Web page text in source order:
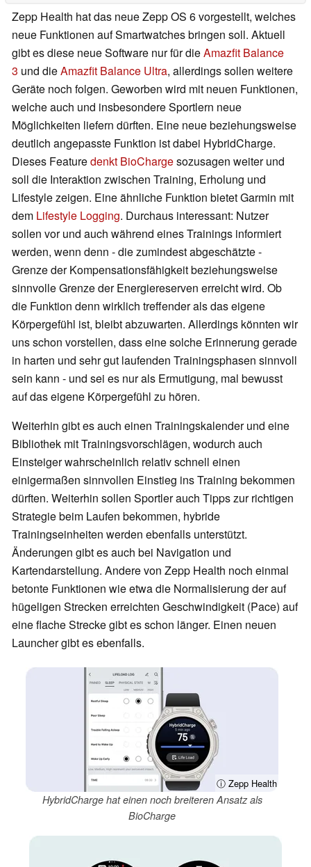
Zepp Health hat das neue Zepp OS 6 vorgestellt, welches
neue Funktionen auf Smartwatches bringen soll. Aktuell
gibt es diese neue Software nur für dieAmazfit Balance
3 und dieAmazfit Balance Ultra, allerdings sollen weitere
Geräte noch folgen. Geworben wird mit neuen Funktionen,
welche auch und insbesondere Sportlern neue
Möglichkeiten liefern dürften. Eine neue beziehungsweise
deutlich angepasste Funktion ist dabei HybridCharge.
Dieses Featuredenkt BioChargesozusagen weiter und
soll die Interaktion zwischen Training, Erholung und
Lifestyle zeigen. Eine ähnliche Funktion bietet Garmin mit
dem Lifestyle Logging. Durchaus interessant: Nutzer
sollen vor und auch während eines Trainings informiert
werden, wenn denn - die zumindest abgeschätzte -
Grenze der Kompensationsfähigkeit beziehungsweise
sinnvolle Grenze der Energiereserven erreicht wird. Ob
die Funktion denn wirklich treffender als das eigene
Körpergefühl ist, bleibt abzuwarten. Allerdings könnten wir
uns schon vorstellen, dass eine solche Erinnerung gerade
in harten und sehr gut laufenden Trainingsphasen sinnvoll
sein kann - und sei es nur als Ermutigung, mal bewusst
auf das eigene Körpergefühl zu hören.
Weiterhin gibt es auch einen Trainingskalender und eine
Bibliothek mit Trainingsvorschlägen, wodurch auch
Einsteiger wahrscheinlich relativ schnell einen
einigermaßen sinnvollen Einstieg ins Training bekommen
dürften. Weiterhin sollen Sportler auch Tipps zur richtigen
Strategie beim Laufen bekommen, hybride
Trainingseinheiten werden ebenfalls unterstützt.
Änderungen gibt es auch bei Navigation und
Kartendarstellung. Andere von Zepp Health noch einmal
betonte Funktionen wie etwa die Normalisierung der auf
hügeligen Strecken erreichten Geschwindigkeit (Pace) auf
eine flache Strecke gibt es schon länger. Einen neuen
Launcher gibt es ebenfalls.
ⓘ Zepp Health
HybridCharge hat einen noch breiteren Ansatz als
BioCharge